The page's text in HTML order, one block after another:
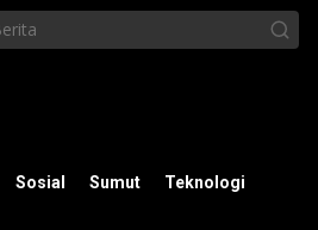
Sosial Sumut Teknologi